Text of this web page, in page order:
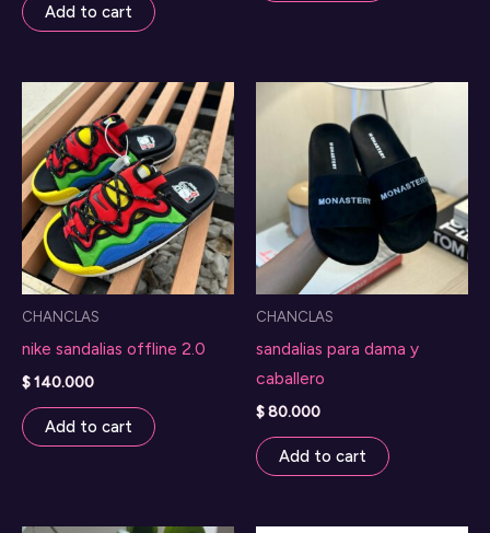
Add to cart
CHANCLAS
nike sandalias offline 2.0
$140.000
Add to cart
CHANCLAS
sandalias para dama y
caballero
$80.000
Add to cart